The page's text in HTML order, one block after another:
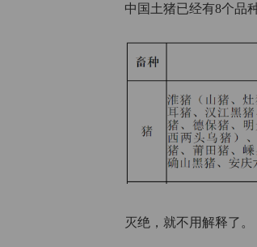
中国土猪已经有8个品
灭绝，就不用解释了。